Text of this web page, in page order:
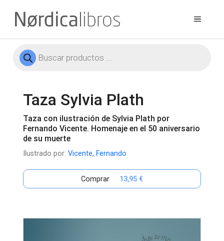
contenido
Menú
Búsqueda
de
Taza Sylvia Plath
Taza con ilustración de Sylvia Plath por
Fernando Vicente. Homenaje en el 50 aniversario
de su muerte
Ilustrado por: Vicente, Fernando
Comprar 13,95 €